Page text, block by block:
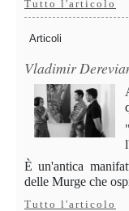
Tutto l'articolo
Articoli
Vladimir
È un'antica
delle Murge che
Tutto l'articolo